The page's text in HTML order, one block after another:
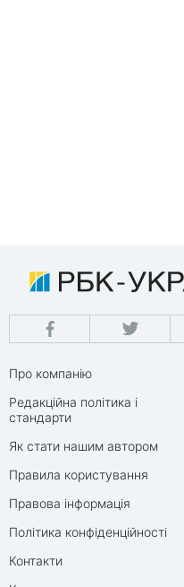
Про компанію
Редакційна політика і
стандарти
Як стати нашим автором
Правила користування
Правова інформація
Політика конфіденційності
Контакти